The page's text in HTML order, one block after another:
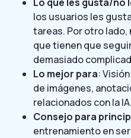
los usuarios les
tareas. Por otro
que tienen que
demasiado
Lo mejor para:
de imágenes,
relacionados con la IA.
Consejo para
entrenamiento en